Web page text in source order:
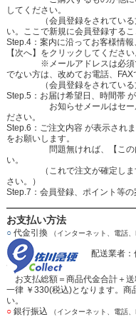
してください。
（会員登録をされている方
い。ここで新規に会員登録するこ
Step.4：案内に沿ってお客様情
【次へ】をクリックしてください
※メールアドレスは必須で
でない方は、改めてお電話、FAX
（会員登録をされている方
Step.5：お届け希望日、時間帯
お知らせメールはセール情
ださい。
Step.6：ご注文内容 が表示され
をお願いします。
問題無ければ、【この内容
い。
（これで注文が確定します
さい。）
Step.7：会員登録、ポイント等の
お支払い方法
○代金引換 （インターネット、電話、
配送業者：
お支払総額＝商品代金合計＋
一律 ￥330(税込)となります。商
い。
○銀行振込 （インターネット、電話、